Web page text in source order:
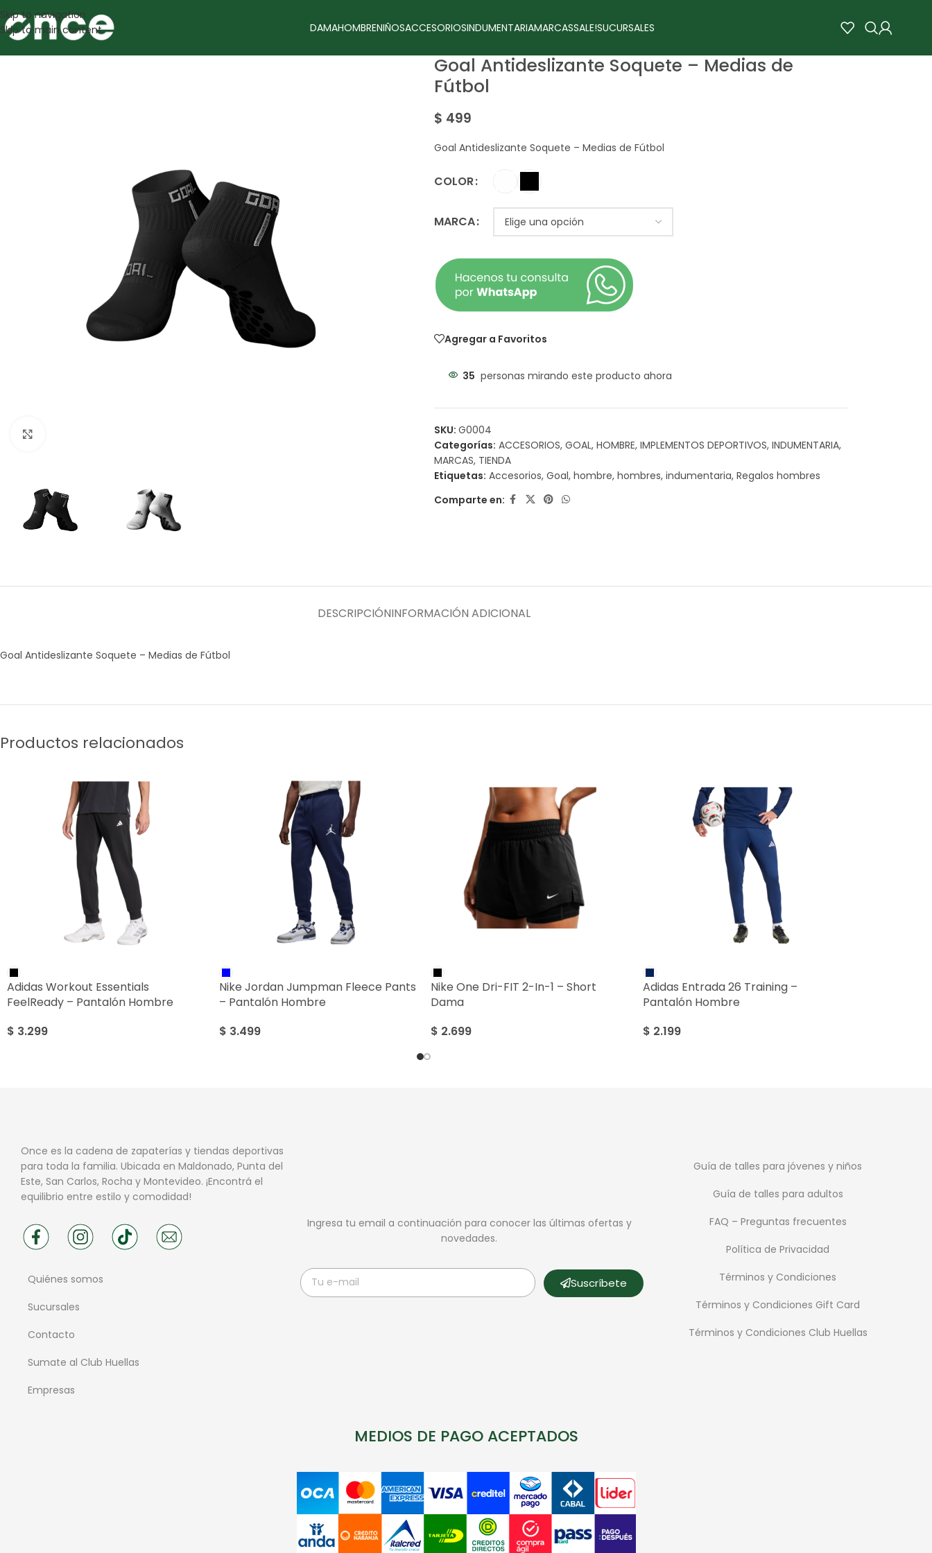
Skip to navigation
Skip to main content
DAMAHOMBRENIÑOSACCESORIOSINDUMENTARIAMARCASSALE!SUCURSALES
Goal Antideslizante Soquete – Medias de
Fútbol
$ 499
Goal Antideslizante Soquete – Medias de Fútbol
COLOR
MARCA
Agregar a Favoritos
35 personas mirando este producto ahora
SKU: G0004
Categorías: ACCESORIOS, GOAL, HOMBRE, IMPLEMENTOS DEPORTIVOS, INDUMENTARIA,
MARCAS, TIENDA
Etiquetas: Accesorios, Goal, hombre, hombres, indumentaria, Regalos hombres
Comparte en:
DESCRIPCIÓNINFORMACIÓN ADICIONAL
Goal Antideslizante Soquete – Medias de Fútbol
Productos relacionados
Adidas Workout Essentials
FeelReady – Pantalón Hombre
$ 3.299
Nike Jordan Jumpman Fleece Pants
– Pantalón Hombre
$ 3.499
Nike One Dri-FIT 2-In-1 – Short
Dama
$ 2.699
Adidas Entrada 26 Training –
Pantalón Hombre
$ 2.199
Once es la cadena de zapaterías y tiendas deportivas
para toda la familia. Ubicada en Maldonado, Punta del
Este, San Carlos, Rocha y Montevideo. ¡Encontrá el
equilibrio entre estilo y comodidad!
Quiénes somos
Sucursales
Contacto
Sumate al Club Huellas
Empresas
Ingresa tu email a continuación para conocer las últimas ofertas y
novedades.
Suscríbete
Guía de talles para jóvenes y niños
Guía de talles para adultos
FAQ – Preguntas frecuentes
Política de Privacidad
Términos y Condiciones
Términos y Condiciones Gift Card
Términos y Condiciones Club Huellas
MEDIOS DE PAGO ACEPTADOS